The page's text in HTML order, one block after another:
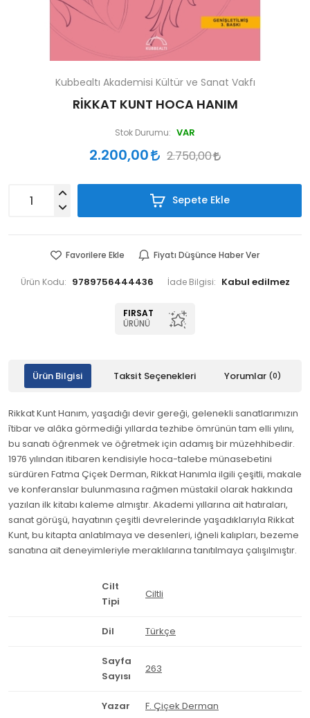
Kubbealtı Akademisi Kültür ve Sanat Vakfı
RİKKAT KUNT HOCA HANIM
Stok Durumu: VAR
2.200,00 2.750,00
Sepete Ekle
Favorilere Ekle Fiyatı Düşünce Haber Ver
Ürün Kodu: 9789756444436 İade Bilgisi:
FIRSAT
ÜRÜNÜ
Ürün Bilgisi Taksit Seçenekleri Yorumlar (0)
Rikkat Kunt Hanım, yaşadığı devir gereği, gelenekli sanatlarımızın
îtibar ve alâka görmediği yıllarda tezhibe ömrünün tam elli yılını,
bu sanatı öğrenmek ve öğretmek için adamış bir müzehhibedir.
1976 yılından itibaren kendisiyle hoca-talebe münasebetini
sürdüren Fatma Çiçek Derman, Rikkat Hanımla ilgili çeşitli, makale
ve konferanslar bulunmasına rağmen müstakil olarak hakkında
yazılan ilk kitabı kaleme almıştır. Akademi yıllarına ait hatıraları,
sanat görüşü, hayatının çeşitli devrelerinde yaşadıklarıyla Rikkat
Kunt, bu kitapta anlatılmaya ve desenleri, iğneli kalıpları, bezeme
sanatına ait deneyimleriyle meraklılarına tanıtılmaya çalışılmıştır.
Cilt
Tipi
Ciltli
Dil Türkçe
Sayfa
Sayısı
263
Yazar F. Çiçek Derman